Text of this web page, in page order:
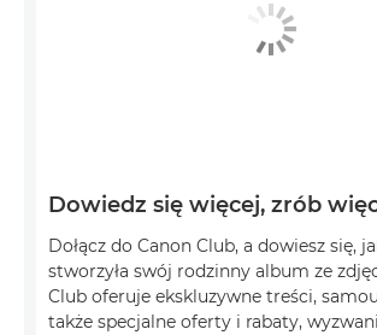
Dowiedz się więcej, zrób
Dołącz do Canon Club, a dowiesz się,
stworzyła swój rodzinny album ze
Club oferuje ekskluzywne treści,
także specjalne oferty i rabaty,